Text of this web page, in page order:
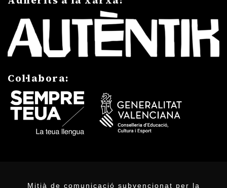
Col·labora:
Mitjà de comunicació subvencionat per la